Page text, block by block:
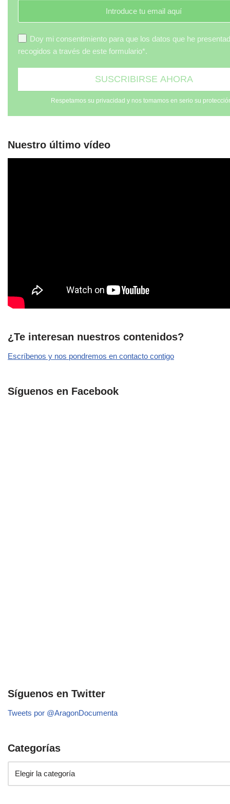
Doy mi consentimiento para que los datos que he
recogidos a través de este formulario*.
Respetamos su privacidad y nos tomamos en serio su
Nuestro último vídeo
¿Te interesan nuestros contenidos?
Escríbenos y nos pondremos en contacto contigo
Síguenos en Facebook
Síguenos en Twitter
Tweets por @AragonDocumenta
Categorías